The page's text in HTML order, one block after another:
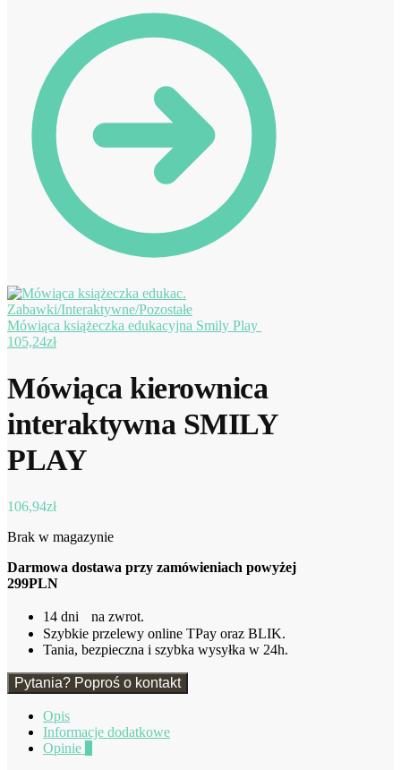
Mówiąca książeczka edukacyjna Smily Play
105,24zł
Mówiąca kierownica
interaktywna SMILY
PLAY
106,94zł
Brak w magazynie
Darmowa dostawa przy zamówieniach powyżej
299PLN
14 dni na zwrot.
Szybkie przelewy online TPay oraz BLIK.
Tania, bezpieczna i szybka wysyłka w 24h.
Pytania? Poproś o kontakt
Opis
Informacje dodatkowe
Opinie